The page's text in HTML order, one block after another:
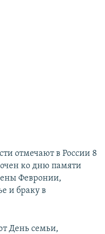
отмечают в России 8
ко дню памяти
Февронии,
и браку в
День семьи,